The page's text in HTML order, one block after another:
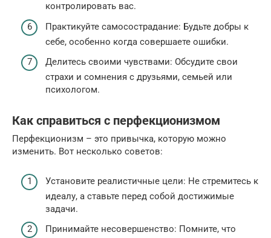
контролировать вас.
Практикуйте самосострадание: Будьте добры к
себе, особенно когда совершаете ошибки.
Делитесь своими чувствами: Обсудите свои
страхи и сомнения с друзьями, семьей или
психологом.
Как справиться с перфекционизмом
Перфекционизм – это привычка, которую можно
изменить. Вот несколько советов:
Установите реалистичные цели: Не стремитесь к
идеалу, а ставьте перед собой достижимые
задачи.
Принимайте несовершенство: Помните, что